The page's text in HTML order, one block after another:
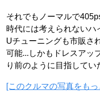
それでもノーマルで
時代には考えられないハ
Uチューニングも市販さ
可能...しかもドレスアッ
り前のように目指して
[このクルマの写真をもっ